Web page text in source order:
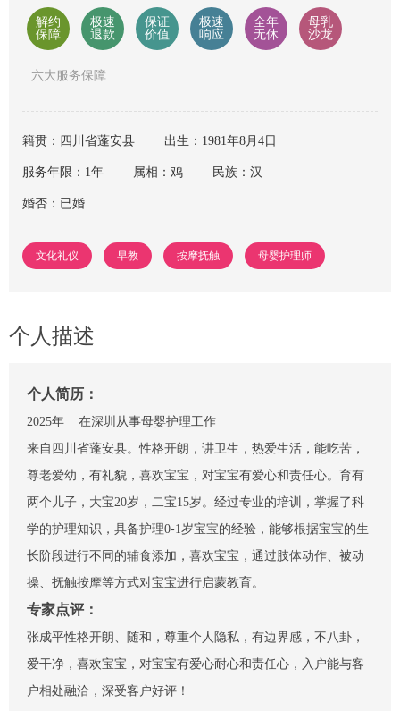
解约
保障
极速
退款
保证
价值
极速
响应
全年
无休
母乳
沙龙
六大服务保障
籍贯：四川省蓬安县 出生：1981年8月4日
服务年限：1年 属相：鸡 民族：汉
婚否：已婚
文化礼仪 早教 按摩抚触 母婴护理师
个人描述
个人简历：
2025年 在深圳从事母婴护理工作
来自四川省蓬安县。性格开朗，讲卫生，热爱生活，能吃苦，
尊老爱幼，有礼貌，喜欢宝宝，对宝宝有爱心和责任心。育有
两个儿子，大宝20岁，二宝15岁。经过专业的培训，掌握了科
学的护理知识，具备护理0-1岁宝宝的经验，能够根据宝宝的生
长阶段进行不同的辅食添加，喜欢宝宝，通过肢体动作、被动
操、抚触按摩等方式对宝宝进行启蒙教育。
专家点评：
张成平性格开朗、随和，尊重个人隐私，有边界感，不八卦，
爱干净，喜欢宝宝，对宝宝有爱心耐心和责任心，入户能与客
户相处融洽，深受客户好评！